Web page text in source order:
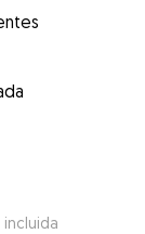
incluida